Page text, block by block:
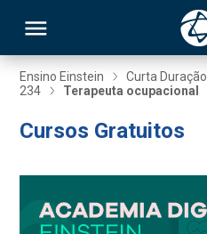
Ensino Einstein Curta Duração
234
Terapeuta ocupacional
Cursos Gratuitos